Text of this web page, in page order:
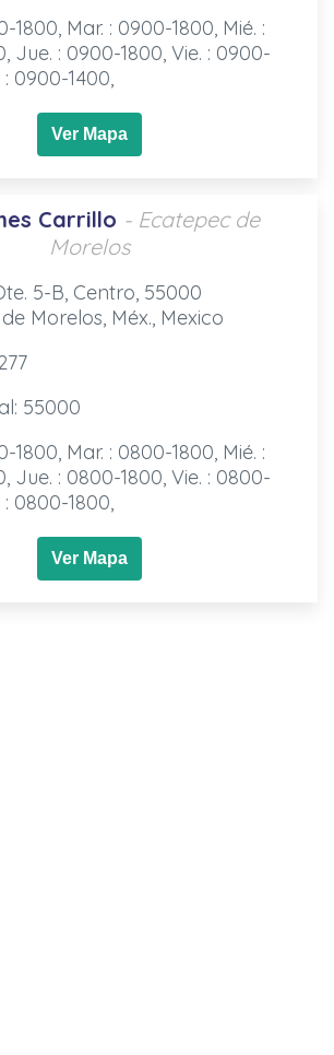
1800, Mar. : 0900-1800, Mié. :
Jue. : 0900-1800, Vie. : 0900-
: 0900-1400,
Ver Mapa
Carrillo - Ecatepec de
Morelos
5-B, Centro, 55000
Morelos, Méx., Mexico
55000
1800, Mar. : 0800-1800, Mié. :
Jue. : 0800-1800, Vie. : 0800-
: 0800-1800,
Ver Mapa